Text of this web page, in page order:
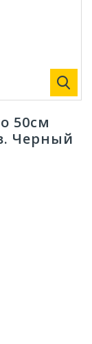
50см
Черный